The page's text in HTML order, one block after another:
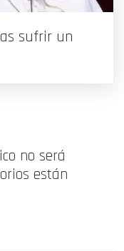
sufrir un
no será
están